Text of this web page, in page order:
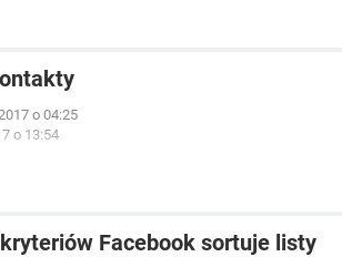
o 04:25
o 13:54
Facebook sortuje listy